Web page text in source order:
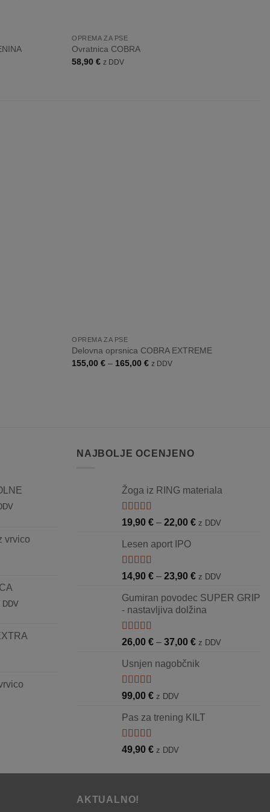
OPREMA ZA PSE
Ovratnica COBRA
58,90€ z DDV
OPREMA ZA PSE
Delovna oprsnica COBRA EXTREME
155,00€ – 165,00€Cenovni
z DDV
€
vrvico
€
DDV
NAJBOLJE OCENJENO
Žoga iz RING materiala
Ocenjeno
5.00
19,90 € – 22,00 €Cenovni
do
z DDV
Lesen aport IPO
Ocenjeno
5.00
14,90 € – 23,90 €Cenovni
od
14,90 €
23,90 €
z DDV
Gumiran povodec SUPER GRIP
- nastavljiva dolžina
Ocenjeno
5.00
26,00 € – 37,00 €Cenovni
od
z DDV
Usnjen nagobčnik
Ocenjeno
5.00
99,00 € z DDV
Pas za trening KILT
Ocenjeno
5.00
49,90 € z DDV
AKTUALNO!